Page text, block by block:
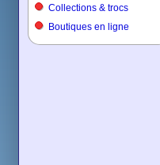
Collections & trocs
Boutiques en ligne